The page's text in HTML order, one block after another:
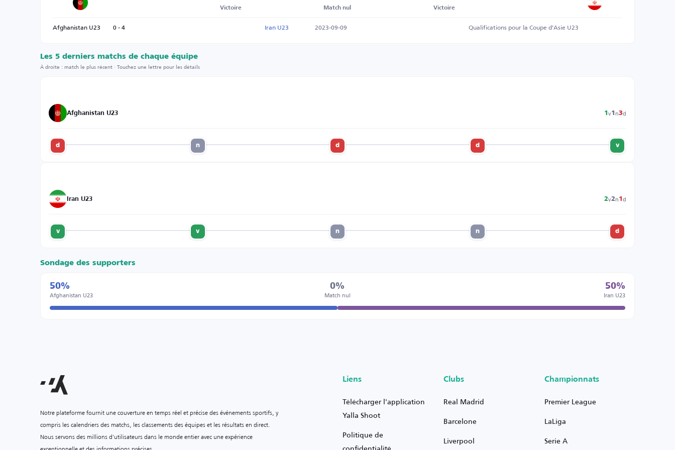
Victoire
Match nul
Victoire
Afghanistan U23 0 - 4 Iran U23 2023-09-09 Qualifications pour la Coupe d’Asie U23
Les 5 derniers matchs de chaque équipe
À droite : match le plus récent · Touchez une lettre pour les détails
Afghanistan U23 1 v1 n3d
v
d
d
n
d
Iran U23 2v2n1 d
d
n
n
v
v
Sondage des supporters
50%
Afghanistan U23
0%
Match nul
50%
Iran U23
Notre plateforme fournit une couverture en temps réel et précise des événements sportifs, y
compris les calendriers des matchs, les classements des équipes et les résultats en direct.
Nous servons des millions d'utilisateurs dans le monde entier avec une expérience
Liens
Télécharger l'application
Yalla Shoot
Politique de
Clubs
Real Madrid
Barcelone
Liverpool
Championnats
Premier League
LaLiga
Serie A